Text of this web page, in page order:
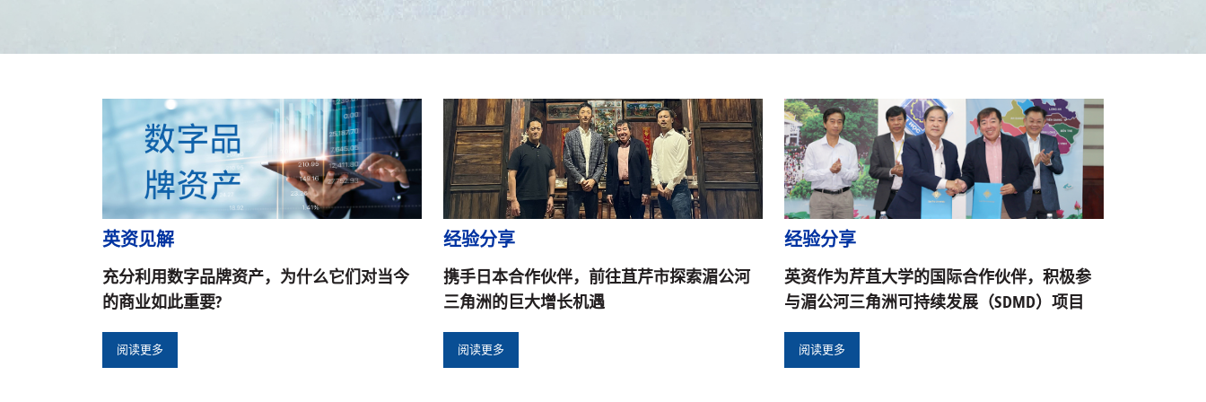
英资见解
充分利用数字品牌资产，为什么它们对当今
的商业如此重要?
阅读更多
经验分享
携手日本合作伙伴，前往苴芹市探索湄公河
三角洲的巨大增长机遇
阅读更多
经验分享
英资作为芹苴大学的国际合作伙伴，积极参
与湄公河三角洲可持续发展（SDMD）项目
阅读更多